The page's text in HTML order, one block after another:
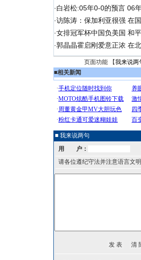
·白岩松:05年0-0的预言 06
·访陈涛：保加利亚很强 在
·女排冠军杯中国负美国 和
·郭晶晶霍启刚爱意正浓 在
页面功能 【我来说两
■相关新闻
■ 我来说两句
用 户：
请各位遵纪守法并注意语言文明